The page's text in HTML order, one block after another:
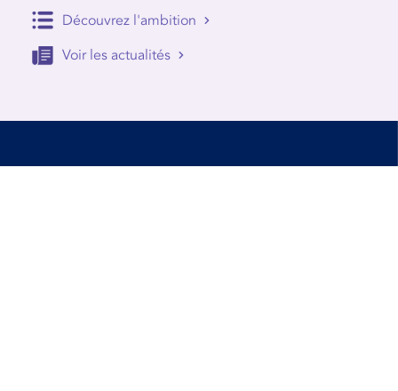
Découvrez l'ambition
Voir les actualités